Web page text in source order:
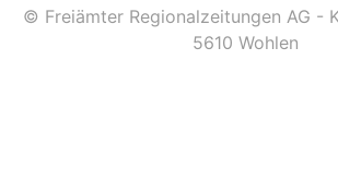
© Freiämter Regionalzeitungen AG -
5610 Wohlen